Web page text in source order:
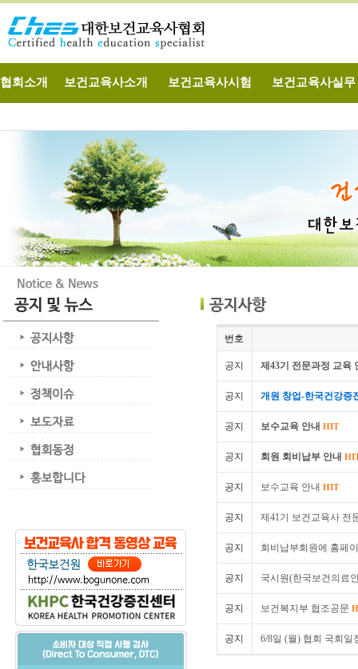
협회소개 보건교육사소개 보건교육사시험 보건교육사실무
번호
공지 제43기 전문과정 교육
공지 개원 창업-한국건강증
공지 보수교육 안내 HIT
공지 회원 회비납부 안내
공지 보수교육 안내 HIT
공지 제41기 보건교육사 전
공지 회비납부회원에 홈페
공지 국시원(한국보건의료
공지 보건복지부 협조공문
공지 6/8일 (월) 협회 국회일